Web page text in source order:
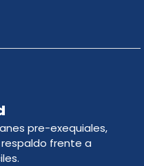
pre-exequiales,
frente a